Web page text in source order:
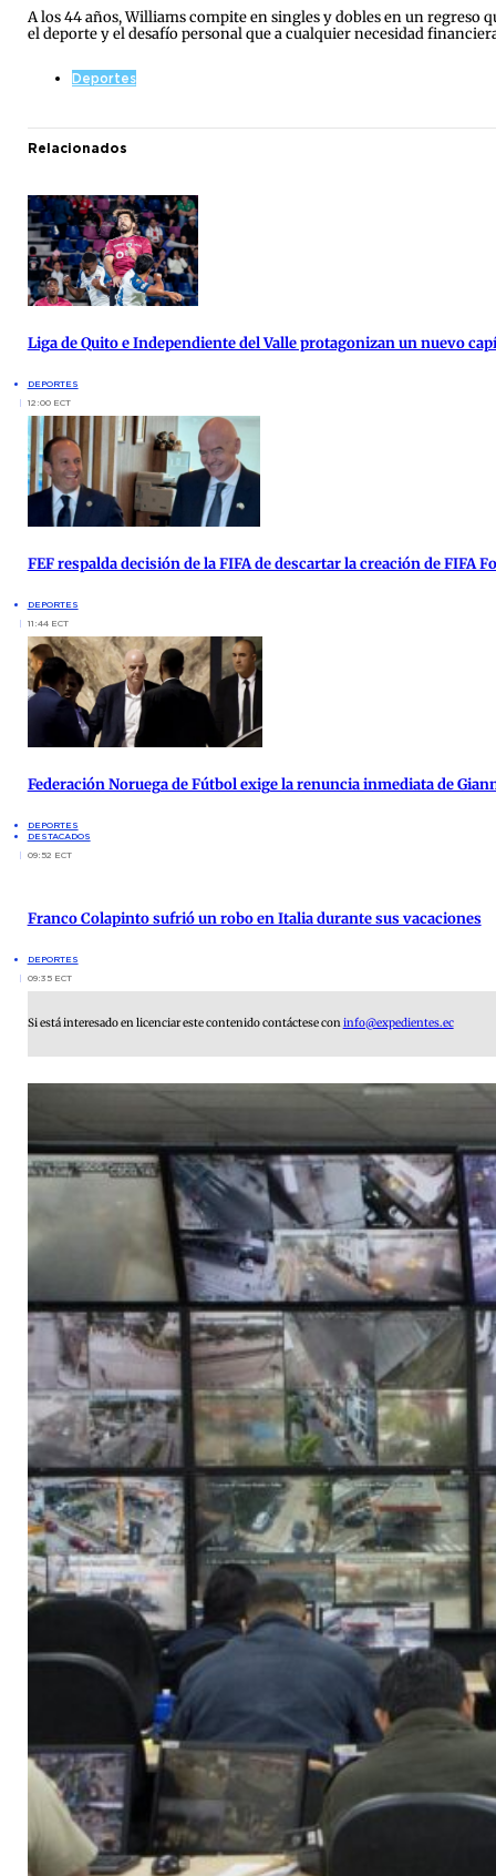
A los 44 años, Williams compite en singles y dobles en un regreso
el deporte y el desafío personal que a cualquier necesidad
Deportes
Relacionados
Liga de Quito e Independiente del Valle protagonizan un nuevo
DEPORTES
12:00 ECT
FEF respalda decisión de la FIFA de descartar la creación de FIFA
DEPORTES
11:44 ECT
Federación Noruega de Fútbol exige la renuncia inmediata de
DEPORTES
DESTACADOS
09:52 ECT
Franco Colapinto sufrió un robo en Italia durante sus vacaciones
DEPORTES
09:35 ECT
Si está interesado en licenciar este contenido contáctese coninfo@expedientes.ec